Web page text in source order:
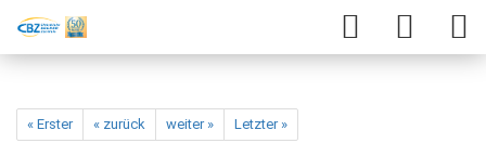
« Erster « zurück weiter »
Letzter »